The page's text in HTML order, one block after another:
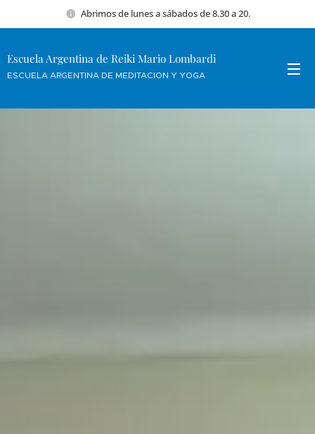
Abrimos de lunes a sábados de 8.30 a 20.
Escuela Argentina de Reiki Mario Lombardi
ESCUELA ARGENTINA DE MEDITACION Y YOGA